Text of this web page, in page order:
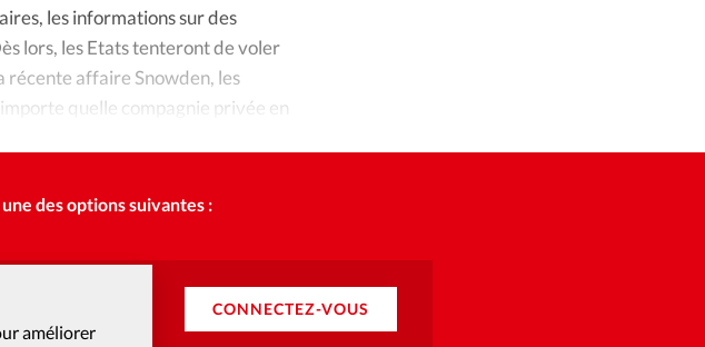
améliorer
les informations sur des
lors, les Etats tenteront de voler
récente affaire Snowden, les
quelle compagnie privée en
des options suivantes :
CONNECTEZ-VOUS